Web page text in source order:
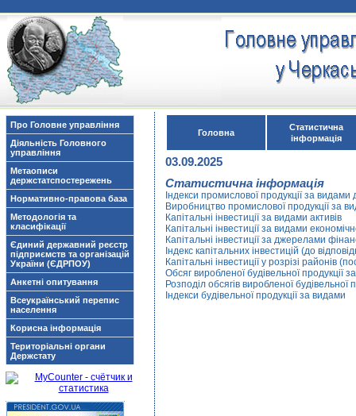
Про Головне управління
Діяльність Головного
управління
Метаописи
держстатспостережень
Нормативно-правова база
Методологія та
класифікації
Єдиний державний реєстр
підприємств та організацій
України (ЄДРПОУ)
Анкетні опитування
Всеукраїнський перепис
населення
Корисна інформація
Територіальні органи
Держстату
Головна
Статистична
інформація
03.09.2025
Статистична інформація
Індекси промислової продукції за видами
Виробництво промислової продукції за
Капітальні інвестиції за видами активів
Капітальні інвестиції за видами
Капітальні інвестиції за джерелами
Індекс капітальних інвестицій (до
Капітальні інвестиції у розрізі районів
Обсяг виробленої будівельної продукції
Розподіл обсягів виробленої
Індекси будівельної продукції за видами